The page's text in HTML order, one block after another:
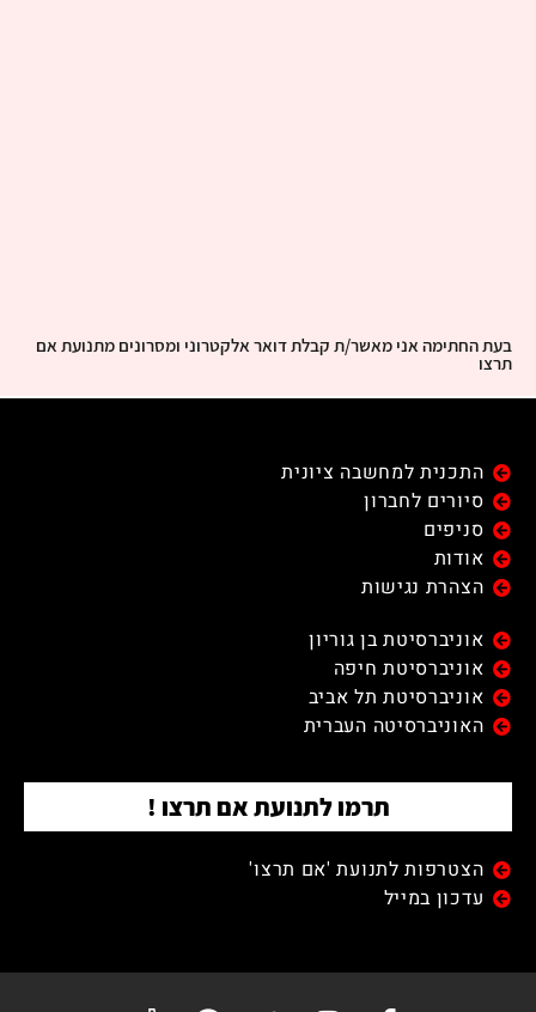
בעת החתימה אני מאשר/ת קבלת דואר אלקטרוני ומסרונים מתנועת אם
תרצו
התכנית למחשבה ציונית
סיורים לחברון
סניפים
אודות
הצהרת נגישות
אוניברסיטת בן גוריון
אוניברסיטת חיפה
אוניברסיטת תל אביב
האוניברסיטה העברית
תרמו לתנועת אם תרצו !
הצטרפות לתנועת 'אם תרצו'
עדכון במייל